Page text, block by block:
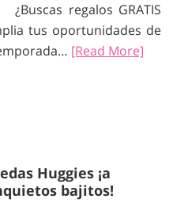
regalos GRATIS
tus oportunidades de
[Read More]
Huggies ¡a
bajitos!